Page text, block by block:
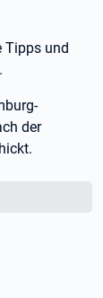
Tipps und
der